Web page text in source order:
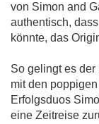
von Simon and
authentisch,
könnte, das
So gelingt es
mit den
Erfolgsduos
eine Zeitreise